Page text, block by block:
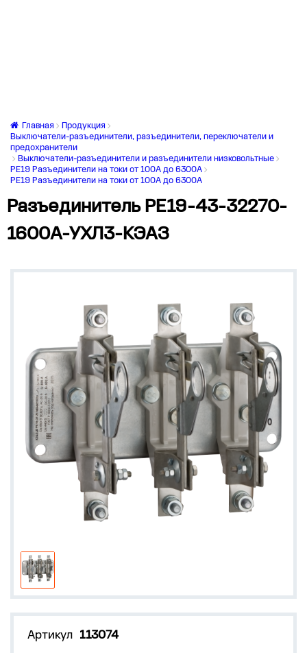
Главная
Продукция
Выключатели-разъединители, разъединители, переключатели и
предохранители
Выключатели-разъединители и разъединители низковольтные
РЕ19 Разъединители на токи от 100А до 6300А
РЕ19 Разъединители на токи от 100А до 6300А
Разъединитель РЕ19-43-32270-
1600А-УХЛ3-КЭАЗ
Артикул 113074